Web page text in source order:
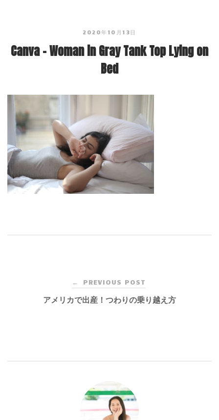
2020年10月13日
Canva – Woman in Gray Tank Top Lying on
Bed
navigation
← PREVIOUS POST
アメリカで出産！つわりの乗り越え方